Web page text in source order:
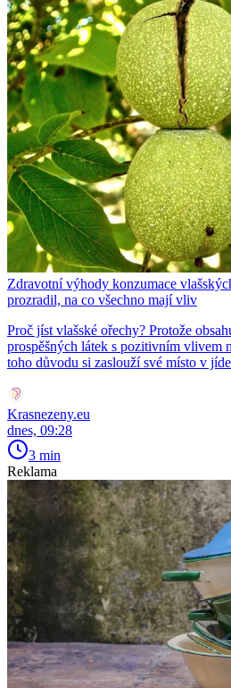
Zdravotní výhody konzumace
prozradil, na co všechno mají vliv
Proč jíst vlašské ořechy? Protože
prospěšných látek s pozitivním vlivem
toho důvodu si zaslouží své místo v
Krasnezeny.eu
dnes, 09:28
3 min
Reklama